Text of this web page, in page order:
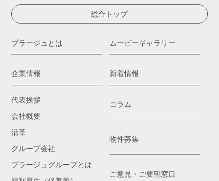
総合トップ
プラージュとは
企業情報
代表挨拶
会社概要
沿革
グループ会社
プラージュグループとは
ムービーギャラリー
新着情報
コラム
物件募集
ご意見・ご要望窓口